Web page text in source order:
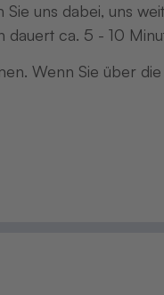
uns dabei, uns
dauert ca. 5 - 10
Wenn Sie über